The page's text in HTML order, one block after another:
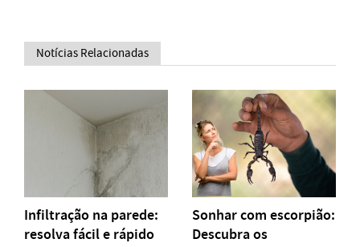
Notícias Relacionadas
Infiltração na parede:
resolva fácil e rápido
Sonhar com escorpião:
Descubra os